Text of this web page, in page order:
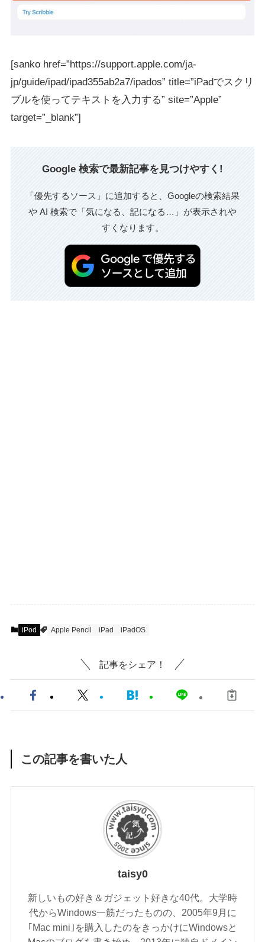
[sanko href=”https://support.apple.com/ja-
jp/guide/ipad/ipad355ab2a7/ipados” title=”iPadでスクリ
ブルを使ってテキストを入力する” site=”Apple”
target=”_blank”]
Google 検索で最新記事を見つけやすく!
「優先するソース」に追加すると、Googleの検索結果
や AI 検索で「気になる、記になる…」が表示されや
すくなります。
iPod Apple Pencil iPad iPadOS
記事をシェア！
この記事を書いた人
taisy0
新しいもの好き＆ガジェット好きな40代。大学時
代からWindows一筋だったものの、2005年9月に
｢Mac mini｣を購入したのをきっかけにWindowsと